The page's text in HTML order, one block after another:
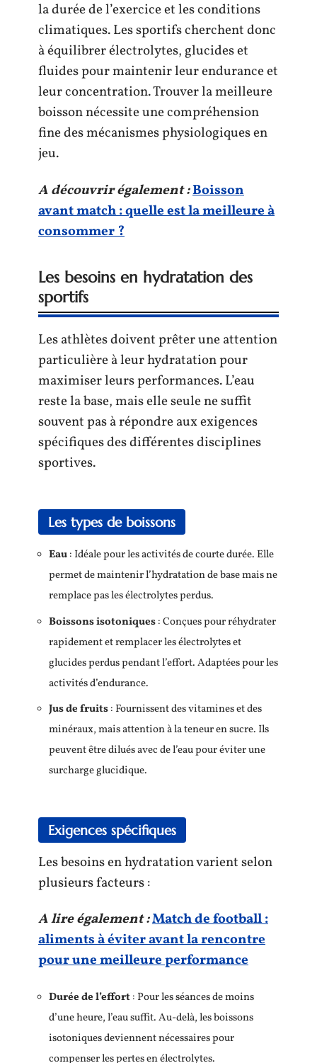
la durée de l’exercice et les conditions
climatiques. Les sportifs cherchent donc
à équilibrer électrolytes, glucides et
fluides pour maintenir leur endurance et
leur concentration. Trouver la meilleure
boisson nécessite une compréhension
fine des mécanismes physiologiques en
jeu.
A découvrir également :Boisson
avant match : quelle est la meilleure à
consommer ?
Les besoins en hydratation des
sportifs
Les athlètes doivent prêter une attention
particulière à leur hydratation pour
maximiser leurs performances. L’eau
reste la base, mais elle seule ne suffit
souvent pas à répondre aux exigences
spécifiques des différentes disciplines
sportives.
Les types de boissons
Eau: Idéale pour les activités de courte durée. Elle
permet de maintenir l’hydratation de base mais ne
remplace pas les électrolytes perdus.
Boissons isotoniques: Conçues pour réhydrater
rapidement et remplacer les électrolytes et
glucides perdus pendant l’effort. Adaptées pour les
activités d’endurance.
Jus de fruits: Fournissent des vitamines et des
minéraux, mais attention à la teneur en sucre. Ils
peuvent être dilués avec de l’eau pour éviter une
surcharge glucidique.
Exigences spécifiques
Les besoins en hydratation varient selon
plusieurs facteurs :
A lire également :Match de football :
aliments à éviter avant la rencontre
pour une meilleure performance
Durée de l’effort: Pour les séances de moins
d’une heure, l’eau suffit. Au-delà, les boissons
isotoniques deviennent nécessaires pour
compenser les pertes en électrolytes.